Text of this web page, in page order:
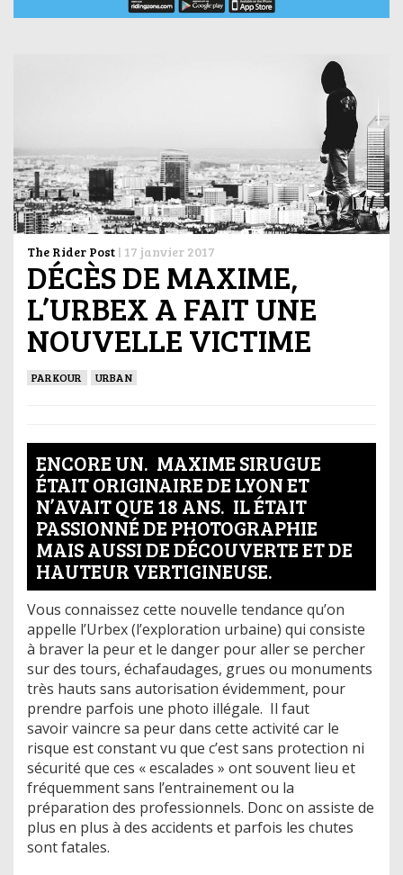
The Rider Post | 17 janvier 2017
DÉCÈS DE MAXIME,
L’URBEX A FAIT UNE
NOUVELLE VICTIME
PARKOUR URBAN
ENCORE UN. MAXIME SIRUGUE
ÉTAIT ORIGINAIRE DE LYON ET
N’AVAIT QUE 18 ANS. IL ÉTAIT
PASSIONNÉ DE PHOTOGRAPHIE
MAIS AUSSI DE DÉCOUVERTE ET DE
HAUTEUR VERTIGINEUSE.
Vous connaissez cette nouvelle tendance qu’on
appelle l’Urbex (l’exploration urbaine) qui consiste
à braver la peur et le danger pour aller se percher
sur des tours, échafaudages, grues ou monuments
très hauts sans autorisation évidemment, pour
prendre parfois une photo illégale. Il faut
savoir vaincre sa peur dans cette activité car le
risque est constant vu que c’est sans protection ni
sécurité que ces « escalades » ont souvent lieu et
fréquemment sans l’entrainement ou la
préparation des professionnels. Donc on assiste de
plus en plus à des accidents et parfois les chutes
sont fatales.